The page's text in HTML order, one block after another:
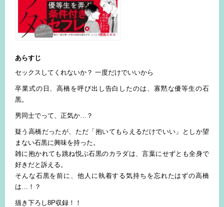
あらすじ
セックスしてくれないか？ 一度だけでいいから
卒業式の日、高橋を呼び出し告白したのは、寡黙な優等生の石
黒。
男同士でって、正気か…？
疑う高橋だったが、ただ「抱いてもらえるだけでいい」としか望
まない石黒に興味を持った。
雑に抱かれても跳ね悦ぶ石黒のカラダは、言葉にせずとも全身で
好きだと訴える。
そんな石黒を前に、他人に執着する気持ちを忘れたはずの高橋
は…！？
描き下ろし8P収録！！